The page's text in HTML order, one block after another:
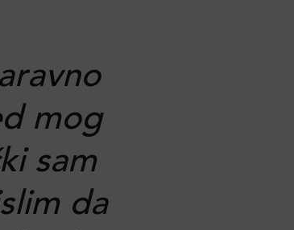
mog
sam
da